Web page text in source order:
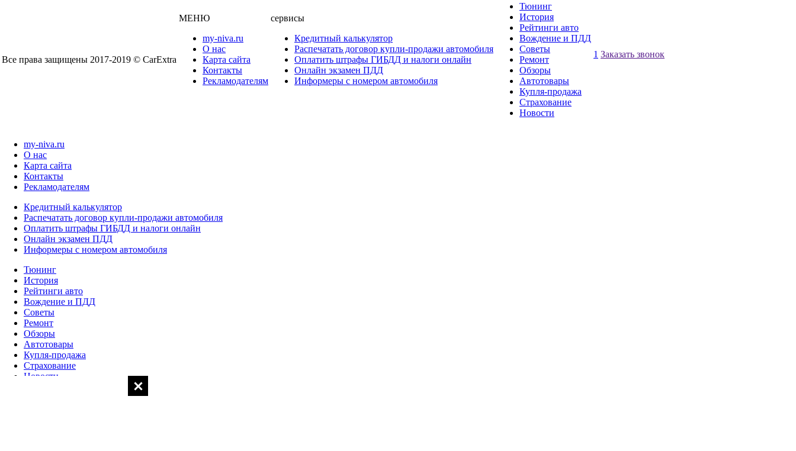
Все права защищены 2017-2019 © CarExtra
МЕНЮ
my-niva.ru
О нас
Карта сайта
Контакты
Рекламодателям
сервисы
Кредитный калькулятор
Распечатать договор купли-продажи автомобиля
Оплатить штрафы ГИБДД и налоги онлайн
Онлайн экзамен ПДД
Информеры с номером автомобиля
Тюнинг
История
Рейтинги авто
Вождение и ПДД
Советы
Ремонт
Обзоры
Автотовары
Купля-продажа
Страхование
Новости
1 Заказать звонок
my-niva.ru
О нас
Карта сайта
Контакты
Рекламодателям
Кредитный калькулятор
Распечатать договор купли-продажи автомобиля
Оплатить штрафы ГИБДД и налоги онлайн
Онлайн экзамен ПДД
Информеры с номером автомобиля
Тюнинг
История
Рейтинги авто
Вождение и ПДД
Советы
Ремонт
Обзоры
Автотовары
Купля-продажа
Страхование
Новости